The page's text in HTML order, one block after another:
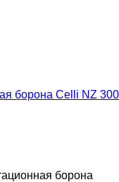
борона Celli NZ 300
борона